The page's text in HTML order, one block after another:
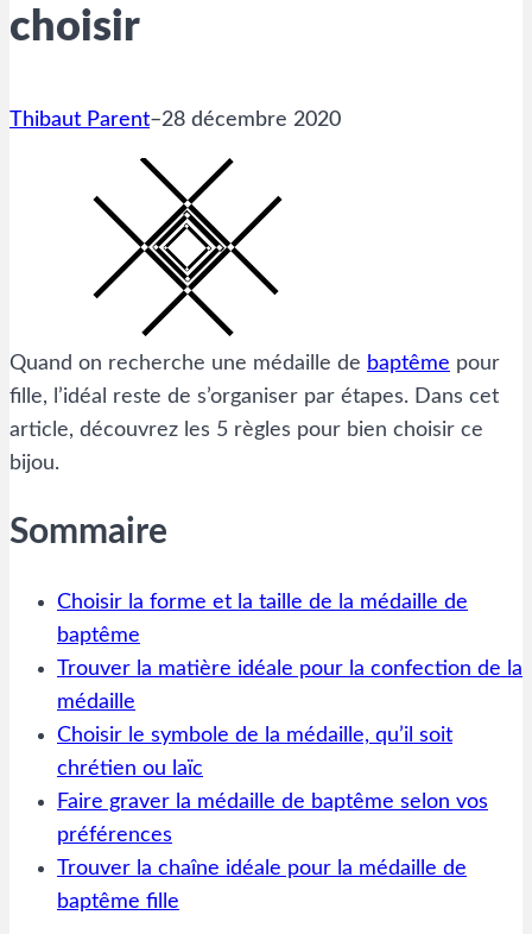
choisir
Thibaut Parent–28 décembre 2020
Quand on recherche une médaille de baptême pour
fille, l’idéal reste de s’organiser par étapes. Dans cet
article, découvrez les 5 règles pour bien choisir ce
bijou.
Sommaire
Choisir la forme et la taille de la médaille de
baptême
Trouver la matière idéale pour la confection de la
médaille
Choisir le symbole de la médaille, qu’il soit
chrétien ou laïc
Faire graver la médaille de baptême selon vos
préférences
Trouver la chaîne idéale pour la médaille de
baptême fille